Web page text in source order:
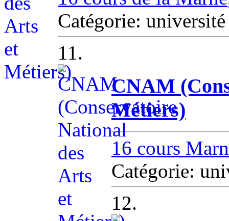
Catégorie:
11.
CNAM
Métiers)
16 cours
Catégorie:
12.